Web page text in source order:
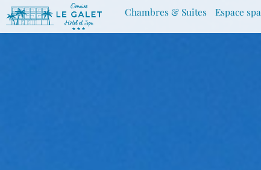
Aller
au
contenu
Chambres & Suites Espace spa